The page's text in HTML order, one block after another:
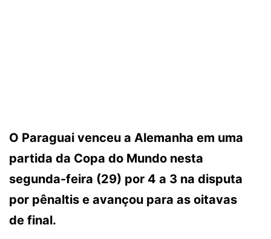
O Paraguai venceu a Alemanha em uma
partida da Copa do Mundo nesta
segunda-feira (29) por 4 a 3 na disputa
por pênaltis e avançou para as oitavas
de final.